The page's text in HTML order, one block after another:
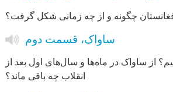
چگونه و از چه زمانی شکل گرفت؟
ساواک، قسمت دوم
از ساواک در ماه‌ها و سال‌های اول بعد از
انقلاب چه باقی ماند؟